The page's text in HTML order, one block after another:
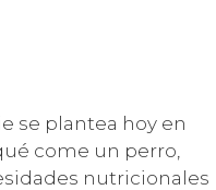
se plantea hoy en
come un perro,
nutricionales